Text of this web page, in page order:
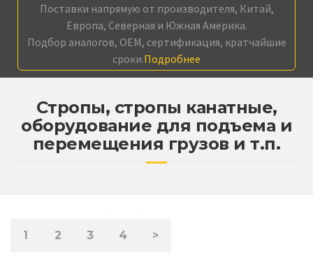
Поставки напрямую от производителя, Китай,
Европа, Северная и Южная Америка.
Подбор аналогов, OEM, сертификация, кратчайшие
сроки.Подробнее
Стропы, стропы канатные,
оборудование для подъема и
перемещения грузов и т.п.
1 2 3 4 >